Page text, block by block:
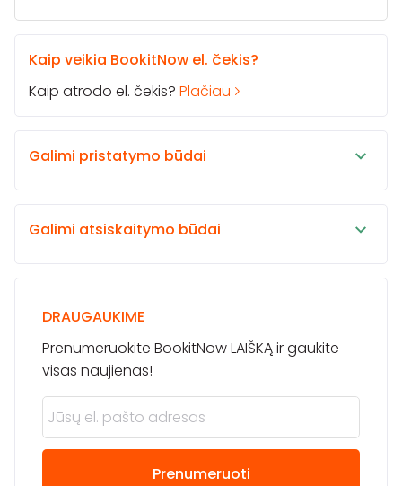
Kaip veikia BookitNow el. čekis?
Kaip atrodo el. čekis? Plačiau
Galimi pristatymo būdai
Galimi atsiskaitymo būdai
DRAUGAUKIME
Prenumeruokite BookitNow LAIŠKĄ ir gaukite
visas naujienas!
Prenumeruoti